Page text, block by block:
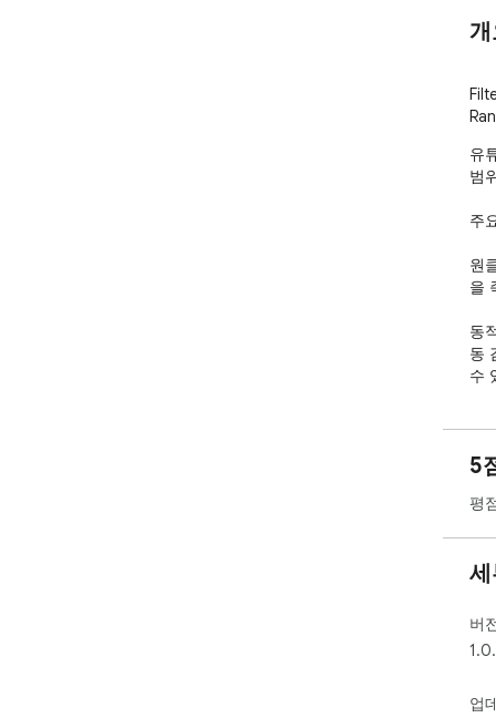
유
범
주
원
을
동
동
수
트
5
평
버
업